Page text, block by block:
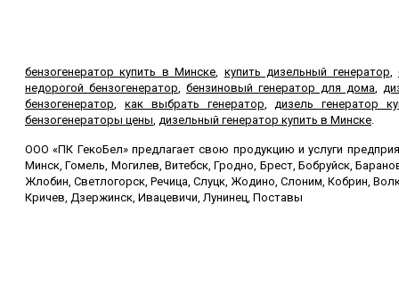
бензогенератор купить в Минске, купить дизельный генератор,
недорогой бензогенератор, бензиновый генератор для дома,
бензогенератор, как выбрать генератор,дизель генератор
бензогенераторы цены, дизельный генератор купить в Минске.
ООО «ПК ГекоБел» предлагает свою продукцию и услуги
Минск, Гомель, Могилев, Витебск, Гродно, Брест, Бобруйск,
Жлобин, Светлогорск, Речица, Слуцк, Жодино, Слоним, Кобрин,
Кричев, Дзержинск, Ивацевичи, Лунинец, Поставы